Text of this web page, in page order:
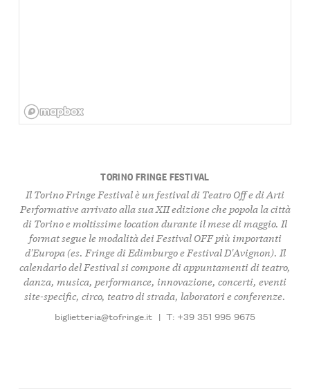
TORINO FRINGE FESTIVAL
Il Torino Fringe Festival è un festival di Teatro Off e di Arti
Performative arrivato alla sua XII edizione che popola la città
di Torino e moltissime location durante il mese di maggio. Il
format segue le modalità dei Festival OFF più importanti
d'Europa (es. Fringe di Edimburgo e Festival D'Avignon). Il
calendario del Festival si compone di appuntamenti di teatro,
danza, musica, performance, innovazione, concerti, eventi
site-specific, circo, teatro di strada, laboratori e conferenze.
biglietteria@tofringe.it | T: +39 351 995 9675